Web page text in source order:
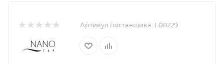
Артикул поставщика: L08229